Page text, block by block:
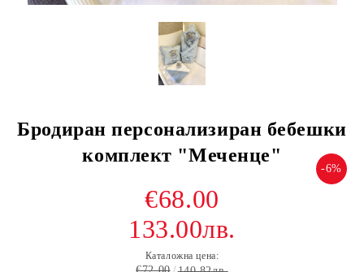
Бродиран персонализиран бебешки
комплект "Меченце"
-6%
€68.00
133.00лв.
Каталожна цена: